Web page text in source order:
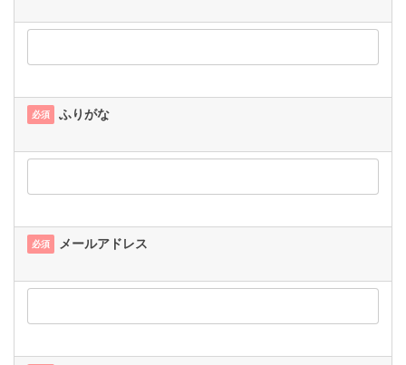
必須 ふりがな
必須 メールアドレス